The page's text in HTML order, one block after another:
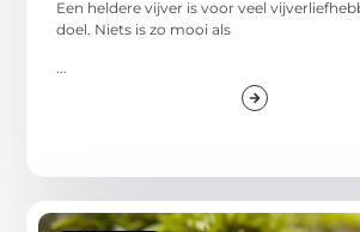
Een heldere vijver is voor veel
doel. Niets is zo mooi als
...